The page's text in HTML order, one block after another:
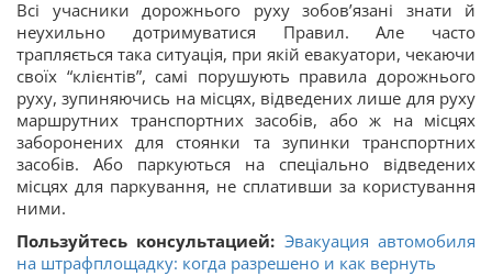
Всі учасники дорожнього руху зобов’язані знати й
неухильно дотримуватися Правил. Але часто
трапляється така ситуація, при якій евакуатори, чекаючи
своїх “клієнтів”, самі порушують правила дорожнього
руху, зупиняючись на місцях, відведених лише для руху
маршрутних транспортних засобів, або ж на місцях
заборонених для стоянки та зупинки транспортних
засобів. Або паркуються на спеціально відведених
місцях для паркування, не сплативши за користування
ними.
Пользуйтесь консультацией: Эвакуация автомобиля
на штрафплощадку: когда разрешено и как вернуть